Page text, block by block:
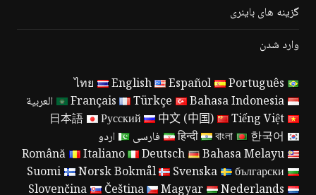
گزینه های باینری
وارد شدن
Português
Español
English
ไทย
Bahasa Indonesia
Türkçe
Français
العربية
Tiếng Việt
中文 (中国)
Русский
日本語
한국어
বাংলা
हिन्दी فارسی
اردو
Bahasa Melayu
Deutsch
Italiano
Română
български
Svenska
Norsk Bokmål
Suomi
Nederlands
Magyar
Čeština
Slovenčina